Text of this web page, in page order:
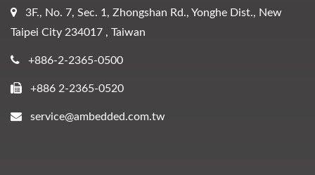
3F., No. 7, Sec. 1, Zhongshan Rd., Yonghe Dist., New
Taipei City 234017 , Taiwan
+886-2-2365-0500
+886 2-2365-0520
service@ambedded.com.tw